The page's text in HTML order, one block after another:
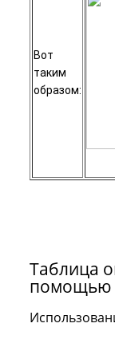
Вот
таким
образом:
Таблица
помощью